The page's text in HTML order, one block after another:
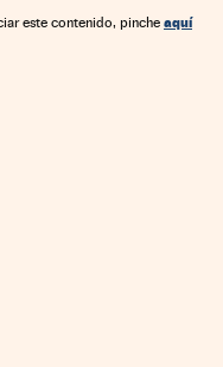
Organizaciones internacionales
este contenido, pinche aquí